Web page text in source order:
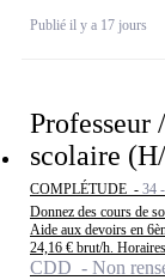
Publié il y a 17 jours
Professeur
scolaire
COMPLÉTUDE - 34
Donnez des cours de
Aide aux devoirs en
24,16 € brut/h.
CDD - Non